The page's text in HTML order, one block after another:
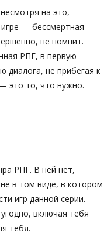
на это,
— бессмертная
не помнит.
РПГ, в первую
не прибегая к
это то, что нужно.
РПГ. В ней нет,
в том виде, в котором
игр данной серии.
включая тебя
тебя.